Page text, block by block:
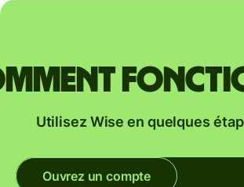
Utilisez Wise en quelques
Ouvrez un compte